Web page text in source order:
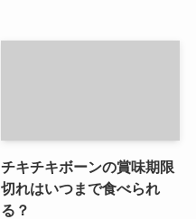
チキチキボーンの賞味期限
切れはいつまで食べられ
る？